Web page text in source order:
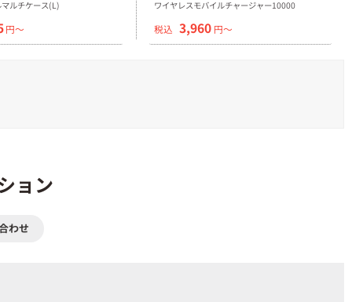
ルチケース(L)
円〜
ワイヤレスモバイルチャージャー10000
税込 3,960 円〜
ョン
わせ